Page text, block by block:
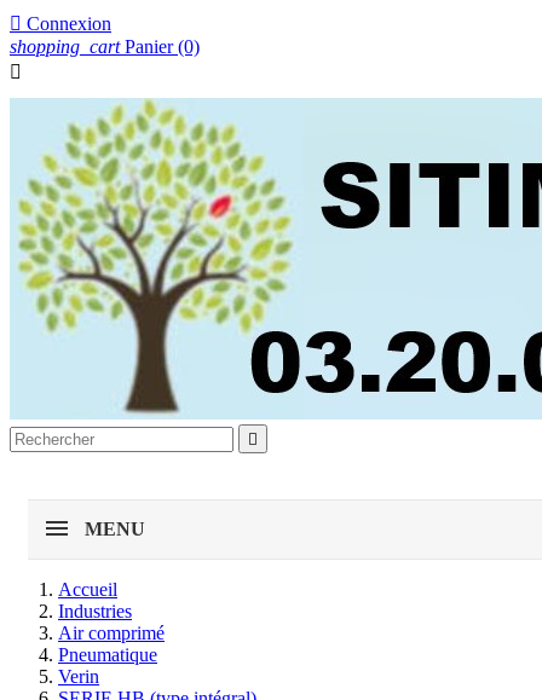
 Connexion
shopping_cart Panier (0)


MENU
Accueil
Industries
Air comprimé
Pneumatique
Verin